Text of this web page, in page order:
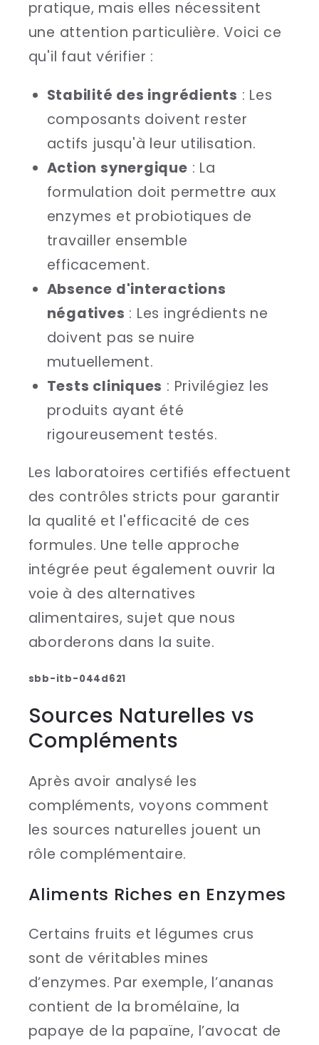
pratique, mais elles nécessitent
une attention particulière. Voici ce
qu'il faut vérifier :
Stabilité des ingrédients : Les
composants doivent rester
actifs jusqu'à leur utilisation.
Action synergique : La
formulation doit permettre aux
enzymes et probiotiques de
travailler ensemble
efficacement.
Absence d'interactions
négatives : Les ingrédients ne
doivent pas se nuire
mutuellement.
Tests cliniques : Privilégiez les
produits ayant été
rigoureusement testés.
Les laboratoires certifiés effectuent
des contrôles stricts pour garantir
la qualité et l'efficacité de ces
formules. Une telle approche
intégrée peut également ouvrir la
voie à des alternatives
alimentaires, sujet que nous
aborderons dans la suite.
sbb-itb-044d621
Sources Naturelles vs
Compléments
Après avoir analysé les
compléments, voyons comment
les sources naturelles jouent un
rôle complémentaire.
Aliments Riches en Enzymes
Certains fruits et légumes crus
sont de véritables mines
d’enzymes. Par exemple, l’ananas
contient de la bromélaïne, la
papaye de la papaïne, l’avocat de